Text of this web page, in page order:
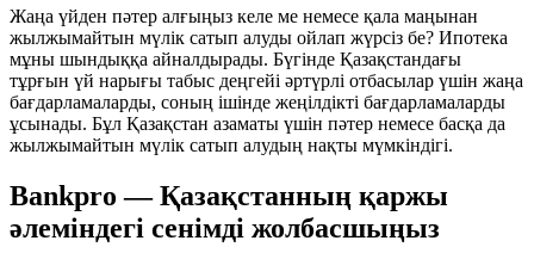
Жаңа үйден пәтер алғыңыз келе ме немесе қала маңынан
жылжымайтын мүлік сатып алуды ойлап жүрсіз бе? Ипотека
мұны шындыққа айналдырады. Бүгінде Қазақстандағы
тұрғын үй нарығы табыс деңгейі әртүрлі отбасылар үшін жаңа
бағдарламаларды, соның ішінде жеңілдікті бағдарламаларды
ұсынады. Бұл Қазақстан азаматы үшін пәтер немесе басқа да
жылжымайтын мүлік сатып алудың нақты мүмкіндігі.
Bankpro — Қазақстанның қаржы
әлеміндегі сенімді жолбасшыңыз